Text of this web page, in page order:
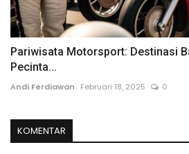
Pariwisata Motorsport: Destinasi
Pecinta...
Andi Ferdiawan Februari 18, 2025 0
KOMENTAR